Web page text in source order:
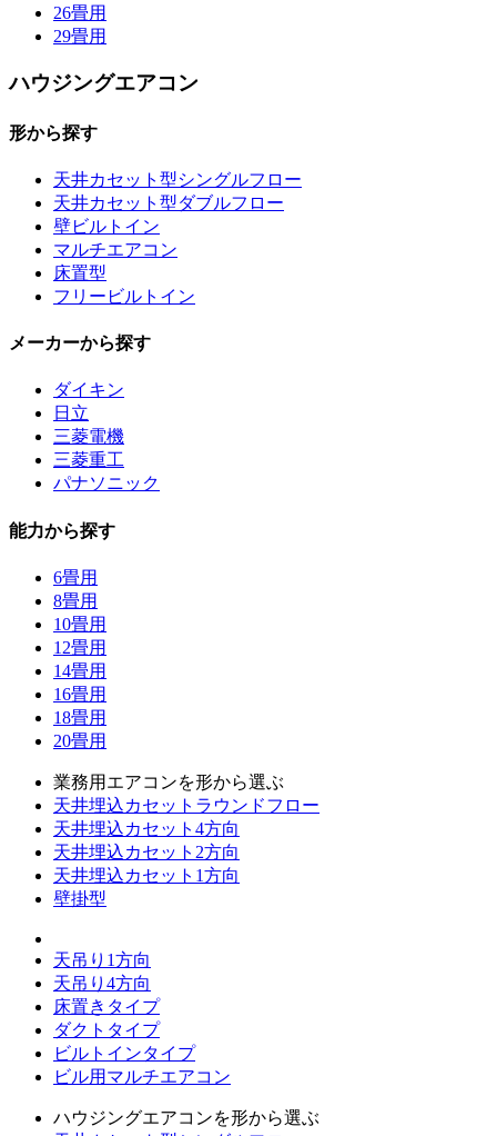
26畳用
29畳用
ハウジングエアコン
形から探す
天井カセット型シングルフロー
天井カセット型ダブルフロー
壁ビルトイン
マルチエアコン
床置型
フリービルトイン
メーカーから探す
ダイキン
日立
三菱電機
三菱重工
パナソニック
能力から探す
6畳用
8畳用
10畳用
12畳用
14畳用
16畳用
18畳用
20畳用
業務用エアコンを形から選ぶ
天井埋込カセットラウンドフロー
天井埋込カセット4方向
天井埋込カセット2方向
天井埋込カセット1方向
壁掛型
天吊り1方向
天吊り4方向
床置きタイプ
ダクトタイプ
ビルトインタイプ
ビル用マルチエアコン
ハウジングエアコンを形から選ぶ